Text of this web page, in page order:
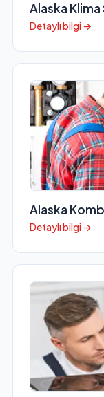
Alaska Klima
Detaylı bilgi →
Alaska
Detaylı bilgi →